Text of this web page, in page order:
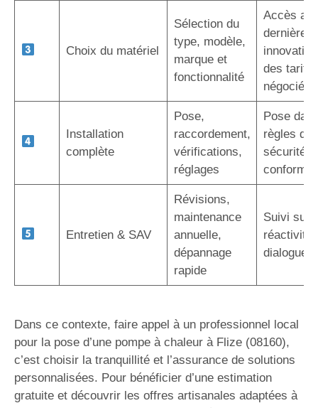
Choix du matériel
Sélection du
type, modèle,
marque et
fonctionnalité
Accès
dernières
des tarifs
négociés
Installation
complète
Pose,
raccordement,
vérifications,
réglages
Pose
règles de
sécurité
Entretien & SAV
Révisions,
maintenance
annuelle,
dépannage
rapide
Suivi sur
réactivité,
dialogue
Dans ce contexte, faire appel à un professionnel local
pour la pose d’une pompe à chaleur à Flize (08160),
c’est choisir la tranquillité et l’assurance de solutions
personnalisées. Pour bénéficier d’une estimation
gratuite et découvrir les offres artisanales adaptées à